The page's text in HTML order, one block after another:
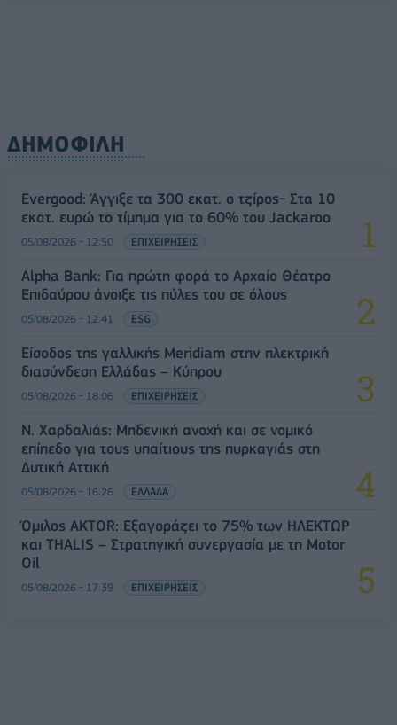
ΔΗΜΟΦΙΛΗ
Evergood: Άγγιξε τα 300 εκατ. ο τζίρος- Στα 10
εκατ. ευρώ το τίμημα για το 60% του Jackaroo
05/08/2026 - 12:50 ΕΠΙΧΕΙΡΗΣΕΙΣ
Alpha Bank: Για πρώτη φορά το Αρχαίο Θέατρο
Επιδαύρου άνοιξε τις πύλες του σε όλους
05/08/2026 - 12:41 ESG
Είσοδος της γαλλικής Meridiam στην ηλεκτρική
διασύνδεση Ελλάδας – Κύπρου
05/08/2026 - 18:06 ΕΠΙΧΕΙΡΗΣΕΙΣ
Ν. Χαρδαλιάς: Μηδενική ανοχή και σε νομικό
επίπεδο για τους υπαίτιους της πυρκαγιάς στη
Δυτική Αττική
05/08/2026 - 16:26 ΕΛΛΑΔΑ
Όμιλος AKTOR: Εξαγοράζει το 75% των ΗΛΕΚΤΩΡ
και THALIS – Στρατηγική συνεργασία με τη Motor
Oil
05/08/2026 - 17:39 ΕΠΙΧΕΙΡΗΣΕΙΣ